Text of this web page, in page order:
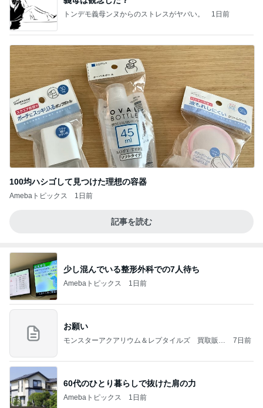
トンデモ義母ンヌからのストレスがヤバい。 1日前
100均ハシゴして見つけた理想の容器
Amebaトピックス 1日前
記事を読む
少し混んでいる整形外科での7人待ち
Amebaトピックス 1日前
お願い
モンスターアクアリウム＆レプタイルズ 買取販売
7日前
60代のひとり暮らしで抜けた肩の力
Amebaトピックス 1日前